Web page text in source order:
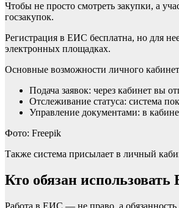
Чтобы не просто смотреть закупки, а
госзакупок.
Регистрация в ЕИС бесплатна, но для
электронных площадках.
Основные возможности личного
Подача заявок: через кабинет вы
Отслеживание статуса: система
Управление документами: в
Фото: Freepik
Также система присылает в личный
Кто обязан